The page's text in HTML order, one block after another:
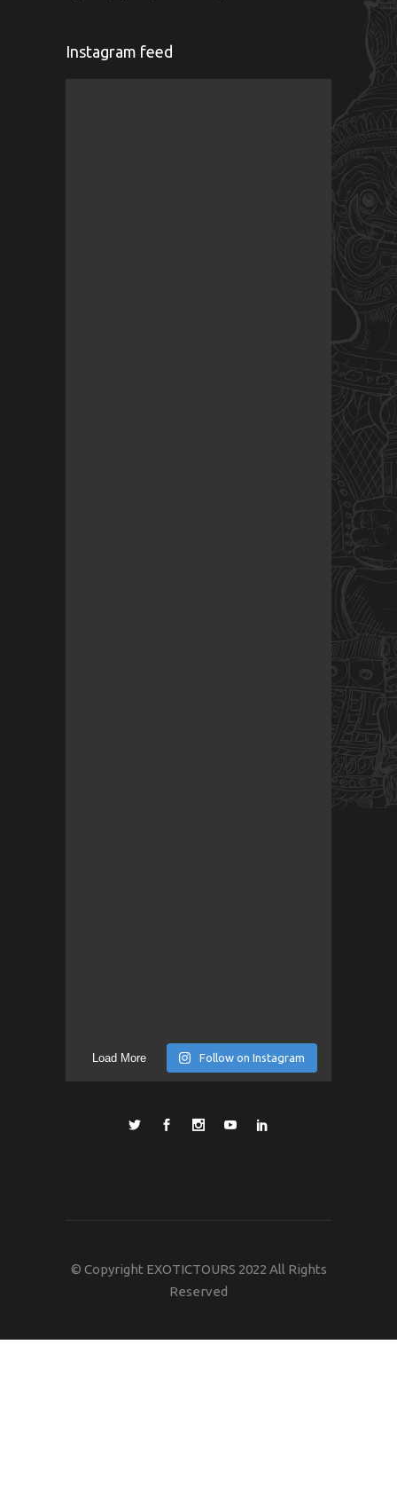
Instagram feed
Load More Follow on Instagram
© Copyright EXOTICTOURS 2022 All Rights
Reserved